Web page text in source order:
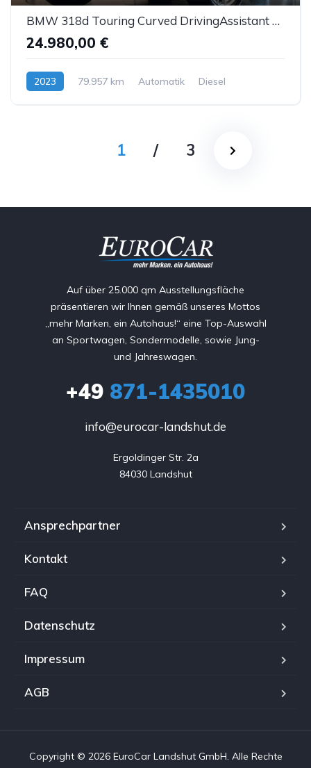
BMW 318d Touring Curved DrivingAssistant SportS Kam.
24.980,00 €
2023 79.957 km Automatik Diesel
1 / 3
Auf über 25.000 qm Ausstellungsfläche
präsentieren wir Ihnen gemäß unseres Mottos
„mehr Marken, ein Autohaus!“ eine Top-Auswahl
an Sportwagen, Sondermodelle, sowie Jung-
und Jahreswagen.
+49 871-1435010
info@eurocar-landshut.de
Ergoldinger Str. 2a
84030 Landshut
Ansprechpartner
Kontakt
FAQ
Datenschutz
Impressum
AGB
Copyright © 2026 EuroCar Landshut GmbH. Alle Rechte